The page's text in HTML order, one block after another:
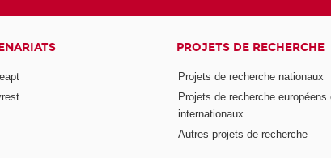
PROJETS DE RECHERCHE
Projets de recherche nationaux
Projets de recherche européens
internationaux
Autres projets de recherche